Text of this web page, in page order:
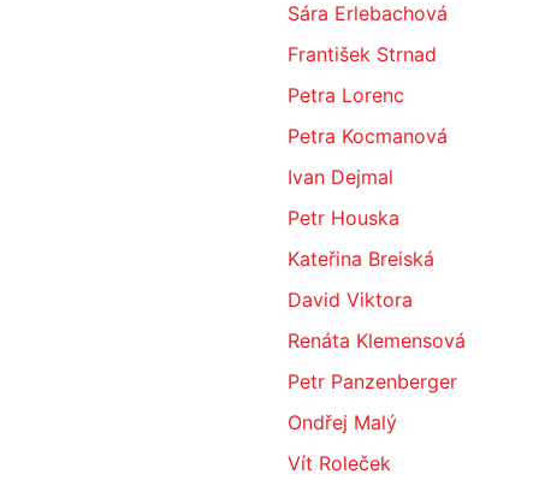
Sára Erlebachová
František Strnad
Petra Lorenc
Petra Kocmanová
Ivan Dejmal
Petr Houska
Kateřina Breiská
David Viktora
Renáta Klemensová
Petr Panzenberger
Ondřej Malý
Vít Roleček